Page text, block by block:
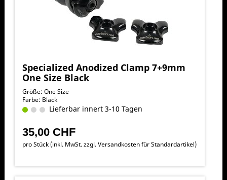
Specialized Anodized Clamp 7+9mm
One Size Black
Größe: One Size
Farbe: Black
Lieferbar innert 3-10 Tagen
35,00 CHF
pro Stück (inkl. MwSt. zzgl.Versandkosten für Standardartikel)